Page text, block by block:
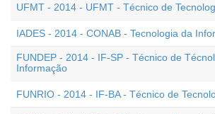
UFMT - 2014 - UFMT - Técnico de
IADES - 2014 - CONAB - Tecnologia da
FUNDEP - 2014 - IF-SP - Técnico de
Informação
FUNRIO - 2014 - IF-BA - Técnico de